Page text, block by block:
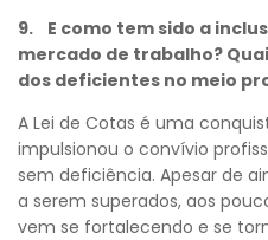
9. E como tem sido a
mercado de trabalho?
dos deficientes no meio
A Lei de Cotas é uma
impulsionou o convívio
sem deficiência. Apesar de
a serem superados, aos
vem se fortalecendo e se